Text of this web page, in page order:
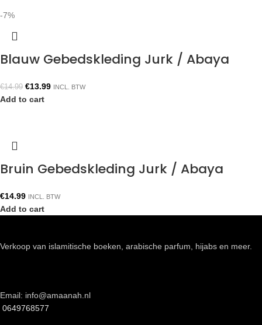
-7%
Blauw Gebedskleding Jurk / Abaya
€14.99 €13.99 INCL. BTW
Add to cart
Bruin Gebedskleding Jurk / Abaya
€14.99 INCL. BTW
Add to cart
Verkoop van islamitische boeken, arabische parfum, hijabs en meer.
Email: info@amaanah.nl
0649768577